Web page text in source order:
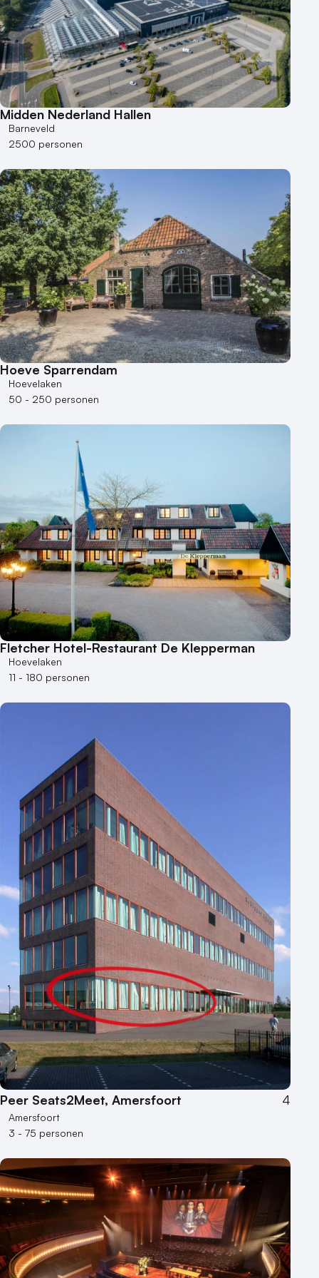
Locaties aan zee
Museum
Theater
Varende locatie
Midden Nederland Hallen
Barneveld
2500 personen
Hoeve Sparrendam
Hoevelaken
50 - 250 personen
Fletcher Hotel-Restaurant De Klepperman
Hoevelaken
11 - 180 personen
Peer Seats2Meet, Amersfoort 4
Amersfoort
3 - 75 personen